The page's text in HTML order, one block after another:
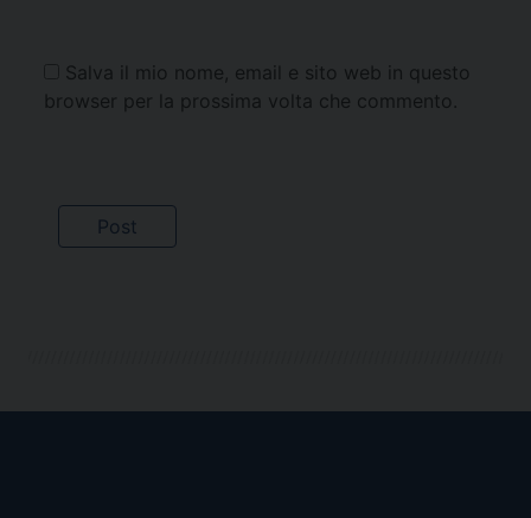
Salva il mio nome, email e sito web in questo
browser per la prossima volta che commento.